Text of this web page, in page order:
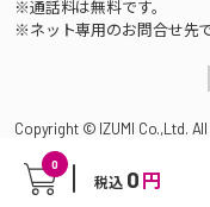
0
税込 0 円
※通話料は無料です。
※ネット専用のお問合せ先
Copyright © IZUMI Co.,Ltd.